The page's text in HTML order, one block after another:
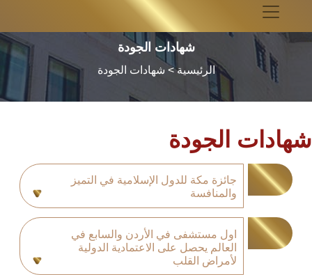
شهادات الجودة
الرئيسية> شهادات الجودة
شهادات الجودة
جائزة مكة للدول الإسلامية في التميز
والمنافسة
اول مستشفى في الأردن والسابع في
العالم يحصل على الاعتمادية الدولية
لأمراض القلب